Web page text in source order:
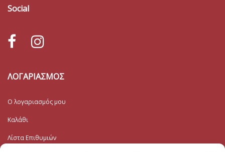
Social
ΛΟΓΑΡΙΑΣΜΟΣ
Ο λογαριασμός μου
Καλάθι
Λίστα Επιθυμιών